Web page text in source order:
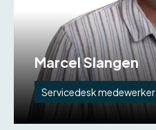
Marcel Slangen
Servicedesk medewerker